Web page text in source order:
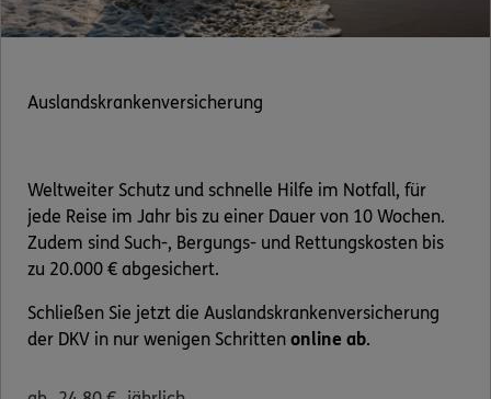
Zum Kundenportal
Schaden- oder Leistungsfall melden
Bequem online oder telefonisch.
Auslandskrankenversicherung
Weltweiter Schutz und schnelle Hilfe im Notfall, für
jede Reise im Jahr bis zu einer Dauer von 10 Wochen.
Zudem sind Such-, Bergungs- und Rettungskosten bis
zu 20.000 € abgesichert.
Schließen Sie jetzt die Auslandskrankenversicherung
der DKV in nur wenigen Schritten online ab.